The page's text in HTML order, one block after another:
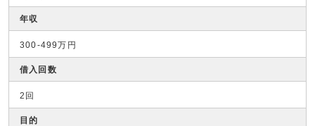
年収
300-499万円
借入回数
2回
目的